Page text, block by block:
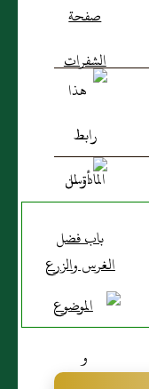
باب فضل
الغرس والزرع